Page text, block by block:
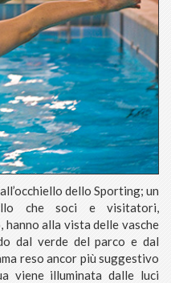
dello Sporting; un
che soci e visitatori,
hanno alla vista delle vasche
dal verde del parco e dal
reso ancor più suggestivo
viene illuminata dalle luci